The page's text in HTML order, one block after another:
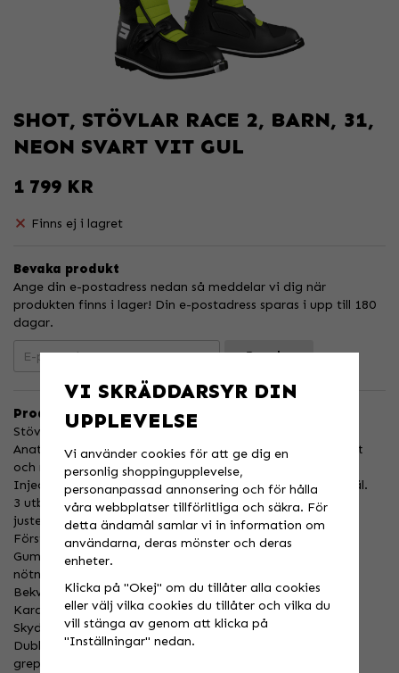
SHOT, STÖVLAR RACE 2, BARN, 31,
NEON SVART VIT GUL
1 799 KR
Finns ej i lagret
Bevaka produkt
Ange din e-postadress nedan så meddelar vi dig när
produkten finns i lager! Din e-postadress sparas i upp till 180
dagar.
Bevaka
Produktbeskrivning:
Stövel som överskrider normerna EN13634
Anatomiskt förböjt chassi i högkvalitativt syntetläder, lätt
och resistent
Injected mold - laserskuren plastskydd för skenben och häl.
3 utbytbara dubbla låsspännen med mikrometriska
justeringsremmar
Förstärkt vamp
Gummi medial speciellt utformad för att öka
nötningsmotståndet för en bättre känsla och kontroll
Bekvämt och andningsbart foder
Kardborreförslutning
Skyddande, dämpande vristinlägg
Dubbelsydd yttersula i gummi ger bättre stötdämpning,
grepp och bra känsla på fotpinnarna
VI SKRÄDDARSYR DIN
UPPLEVELSE
Vi använder cookies för att ge dig en
personlig shoppingupplevelse,
personanpassad annonsering och för hålla
våra webbplatser tillförlitliga och säkra. För
detta ändamål samlar vi in information om
användarna, deras mönster och deras
enheter.
Klicka på "Okej" om du tillåter alla cookies
eller välj vilka cookies du tillåter och vilka du
vill stänga av genom att klicka på
"Inställningar" nedan.